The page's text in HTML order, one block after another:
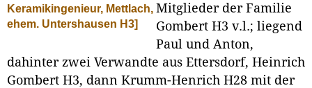
Keramikingenieur, Mettlach,
ehem. Untershausen H3]
Mitglieder der Familie
Gombert H3 v.l.; liegend
Paul und Anton,
dahinter zwei Verwandte aus Ettersdorf, Heinrich
Gombert H3, dann Krumm-Henrich H28 mit der